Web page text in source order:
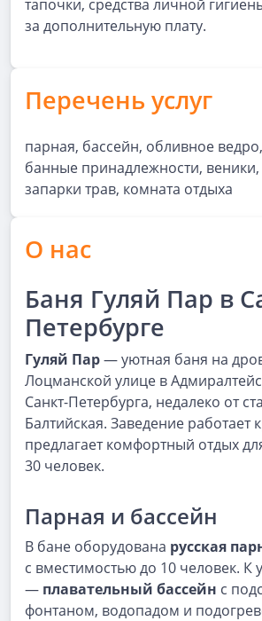
тапочки, средства личной
за дополнительную плату.
Перечень услуг
парная, бассейн, обливное
банные принадлежности, веники,
запарки трав, комната отдыха
О нас
Баня Гуляй Пар в
Петербурге
Гуляй Пар— уютная баня на
Лоцманской улице в
Санкт-Петербурга, недалеко от
Балтийская. Заведение работает
предлагает комфортный отдых
30 человек.
Парная и бассейн
В бане оборудована русская
с вместимостью до 10 человек. К
— плавательный бассейн с
фонтаном, водопадом и